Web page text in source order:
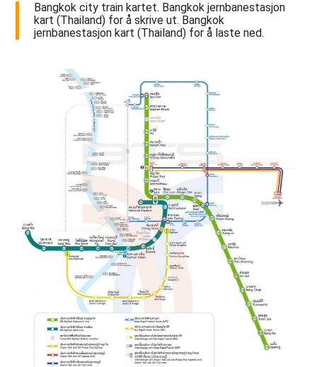
Bangkok city train kartet. Bangkok jernbanestasjon
kart (Thailand) for å skrive ut. Bangkok
jernbanestasjon kart (Thailand) for å laste ned.